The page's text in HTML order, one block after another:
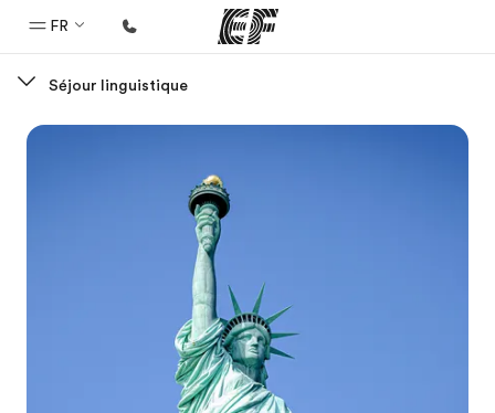
FR
Bienvenue chez EF
A propos de nous
Séjour linguistique